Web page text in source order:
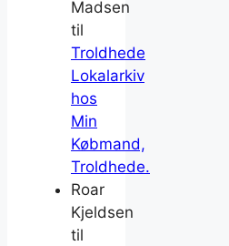
Madsen
til
Troldhede
Lokalarkiv
hos
Min
Købmand,
Troldhede.
Roar
Kjeldsen
til